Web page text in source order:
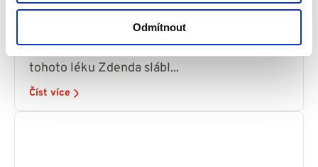
Odmítnout
...jednou za několik měsíců a manželé proto
doufají, že jej dokáží pro syna sehnat i v
budoucnosti. „Do aplikace první injekce
tohoto léku Zdenda slábl...
Číst více